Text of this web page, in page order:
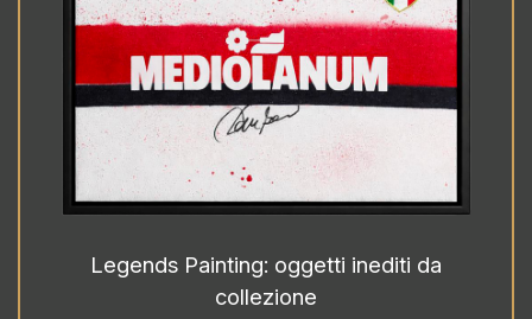
Legends Painting: oggetti inediti da
collezione